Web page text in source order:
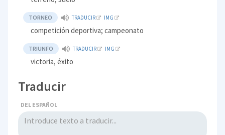
TORNEO TRADUCIR IMG
competición deportiva; campeonato
TRIUNFO TRADUCIR IMG
victoria, éxito
Traducir
DEL ESPAÑOL